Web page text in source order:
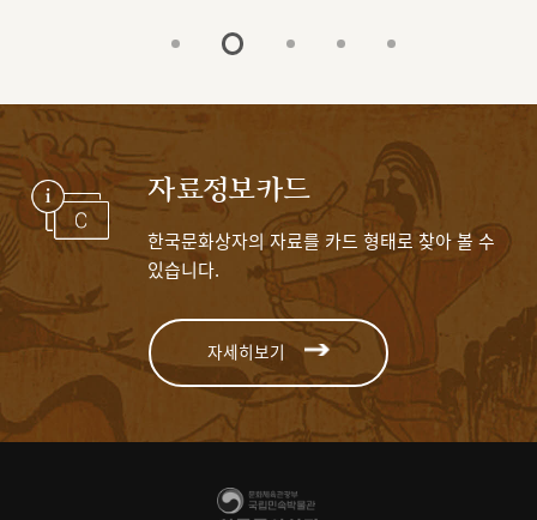
자료정보카드
한국문화상자의 자료를 카드 형태로 찾아 볼 수
있습니다.
자세히보기